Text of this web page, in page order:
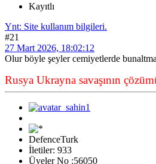
Kayıtlı
Ynt: Site kullanım bilgileri.
#21
27 Mart 2026, 18:02:12
Olur böyle şeyler cemiyetlerde
Rusya Ukrayna savaşının
DefenceTurk
İletiler: 933
Üyeler No :56050